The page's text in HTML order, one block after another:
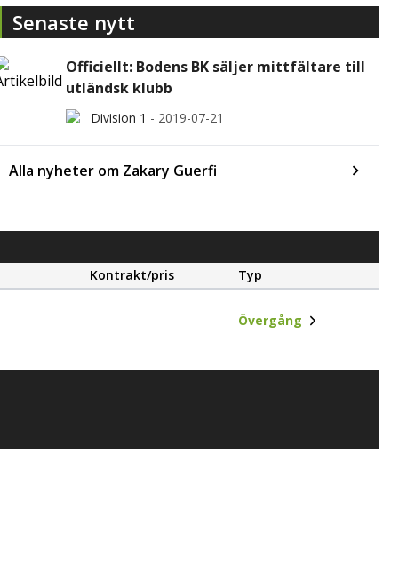
Senaste nytt
Officiellt: Bodens BK säljer mittfältare till
utländsk klubb
Division 1 - 2019-07-21
Alla nyheter om Zakary Guerfi
Kontrakt/pris Typ
- Övergång